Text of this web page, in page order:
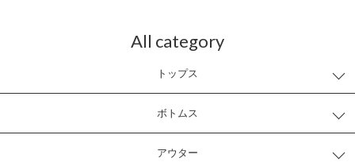
All category
トップス
ボトムス
アウター